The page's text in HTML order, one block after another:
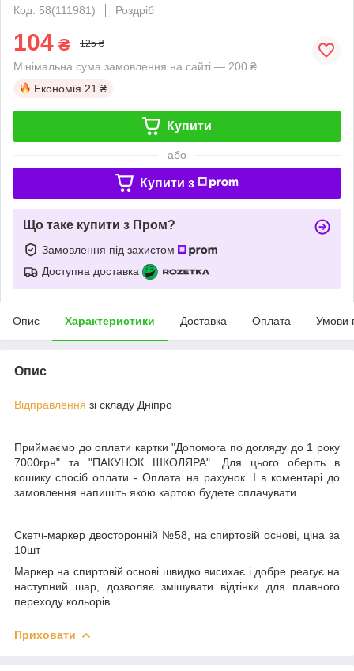
Код: 58(111981)
Роздріб
104 ₴ 125 ₴
Мінімальна сума замовлення на сайті — 200 ₴
Економія 21 ₴
Купити
або
Купити з
Що таке купити з Пром?
Замовлення під захистом
Доступна доставка
Опис Характеристики Доставка Оплата Умови
Опис
Відправлення зі складу Дніпро
Приймаємо до оплати картки "Допомога по догляду до 1 року
7000грн" та "ПАКУНОК ШКОЛЯРА". Для цього оберіть в
кошику спосіб оплати - Оплата на рахунок. І в коментарі до
замовлення напишіть якою картою будете сплачувати.
Скетч-маркер двосторонній №58, на спиртовій основі, ціна за
10шт
Маркер на спиртовій основі швидко висихає і добре реагує на
наступний шар, дозволяє змішувати відтінки для плавного
переходу кольорів.
Приховати